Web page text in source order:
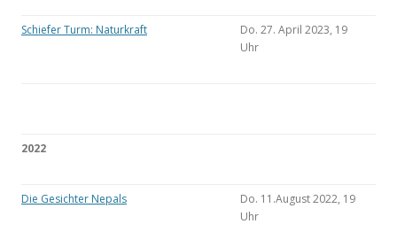
Schiefer Turm: Naturkraft
Do. 27. April 2023, 19
Uhr
2022
Die Gesichter Nepals
Do. 11.August 2022, 19
Uhr